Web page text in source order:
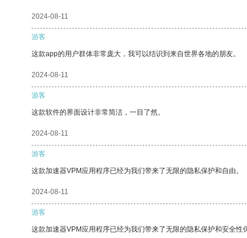
2024-08-11
游客
这款app的用户群体非常庞大，我可以结识到来自世界各地的朋友。
2024-08-11
游客
这款软件的界面设计非常简洁，一目了然。
2024-08-11
游客
这款加速器VPM应用程序已经为我们带来了无限的隐私保护和自由。
2024-08-11
游客
这款加速器VPM应用程序已经为我们带来了无限的隐私保护和安全性